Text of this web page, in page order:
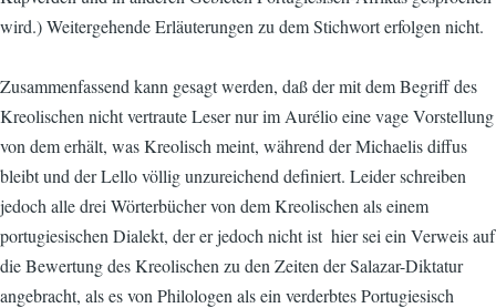
wird.) Weitergehende Erläuterungen zu dem Stichwort erfolgen nicht.
Zusammenfassend kann gesagt werden, daß der mit dem Begriff des
Kreolischen nicht vertraute Leser nur im Aurélio eine vage Vorstellung
von dem erhält, was Kreolisch meint, während der Michaelis diffus
bleibt und der Lello völlig unzureichend definiert. Leider schreiben
jedoch alle drei Wörterbücher von dem Kreolischen als einem
portugiesischen Dialekt, der er jedoch nicht ist  hier sei ein Verweis auf
die Bewertung des Kreolischen zu den Zeiten der Salazar-Diktatur
angebracht, als es von Philologen als ein verderbtes Portugiesisch